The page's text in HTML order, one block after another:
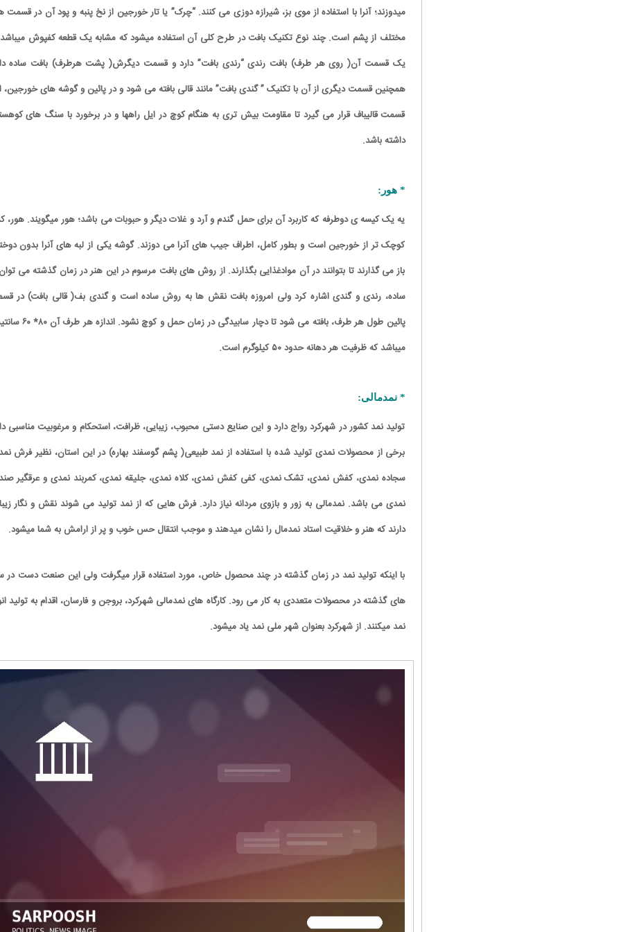
میدوزند؛ آنرا با استفاده از موی بز، شیرازه دوزی می کنند. “چرک” یا تار خورجین از نخ پنبه و پود آن در قسمت
مختلف از پشم است. چند نوع تکنیک بافت در طرح کلی آن استفاده میشود که مشابه یک قطعه کفپوش
یک قسمت آن( روی هر طرف) بافت رندی “رندی بافت” دارد و قسمت دیگرش( پشت هرطرف) بافت ساده
همچنین قسمت دیگری از آن با تکنیک ” گندی بافت” مانند قالی بافته می شود و در پائین و گوشه های خورجین،
قسمت قالیباف قرار می گیرد تا مقاومت بیش تری به هنگام کوچ در ایل راهها و در برخورد با سنگ های
داشته باشد.
* هور:
یه یک کیسه ی دوطرفه که کاربرد آن برای حمل گندم و آرد و غلات دیگر و حبوبات می باشد؛ هور میگویند. هور،
کوچک تر از خورجین است و بطور کامل، اطراف جیب های آنرا می دوزند. گوشه یکی از لبه های آنرا بدون
باز می گذارند تا بتوانند در آن موادغذایی بگذارند. از روش های بافت مرسوم در این هنر در زمان گذشته می
ساده، رندی و گندی اشاره کرد ولی امروزه بافت نقش ها به روش ساده است و گندی بف( قالی بافت) در
پائین طول هر طرف، بافته می شود تا دچار سابیدگی در زمان
میباشد که ظرفیت هر دهانه حدود ۵۰ کیلوگرم است.
* نمدمالی:
تولید نمد کشور در شهرکرد رواج دارد و این صنایع دستی محبوب، زیبایی، ظرافت، استحکام و مرغوبیت مناسبی
برخی از محصولات نمدی تولید شده با استفاده از نمد طبیعی( پشم گوسفند بهاره) در این استان، نظیر فرش
سجاده نمدی، کفش نمدی، تشک نمدی، کفی کفش نمدی، کلاه نمدی، جلیقه نمدی، کمربند نمدی و عرقگیر
نمدی می باشد. نمدمالی به زور و بازوی مردانه نیاز دارد. فرش هایی که از نمد تولید می شوند نقش و نگار
دارند که هنر و خلاقیت استاد نمدمال را نشان میدهند و موجب انتقال حس خوب و پر از ارامش به شما میشود.
با اینکه تولید نمد در زمان گذشته در چند محصول خاص، مورد استفاده قرار میگرفت ولی این صنعت دست در
های گذشته در محصولات متعددی به کار می رود. کارگاه های نمدمالی شهرکرد، بروجن و فارسان، اقدام به تولید
نمد میکنند. از شهرکرد بعنوان شهر ملی نمد یاد میشود.
کارتون | مهران رجبی اینجا آنجا همه جا
کارتون/ حمید جبلی کنار کلاه‌قرمزی و
کاریکاتور/ ببینید با